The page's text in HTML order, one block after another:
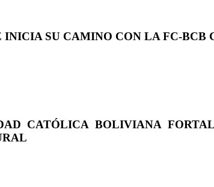
SU CAMINO CON LA FC-
CATÓLICA BOLIVIANA